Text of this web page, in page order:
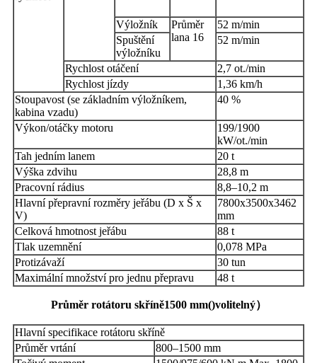
Výložník
Průměr
lana 16
52 m/min
Spuštění
výložníku
52 m/min
Rychlost otáčení
2,7 ot./min
Rychlost jízdy
1,36 km/h
Stoupavost (se základním výložníkem,
kabina vzadu)
40 %
Výkon/otáčky motoru
199/1900
kW/ot./min
Tah jedním lanem
20 t
Výška zdvihu
28,8 m
Pracovní rádius
8,8–10,2 m
Hlavní přepravní rozměry jeřábu (D x Š x
V)
7800x3500x3462
mm
Celková hmotnost jeřábu
88 t
Tlak uzemnění
0,078 MPa
Protizávaží
30 tun
Maximální množství pro jednu přepravu
48 t
Průměr rotátoru skříně1500 mm()volitelný）
Hlavní specifikace rotátoru skříně
Průměr vrtání
800–1500 mm